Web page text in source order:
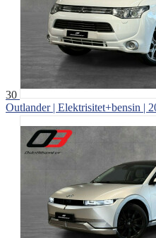
30
Outlander | Elektrisitet+bensin |